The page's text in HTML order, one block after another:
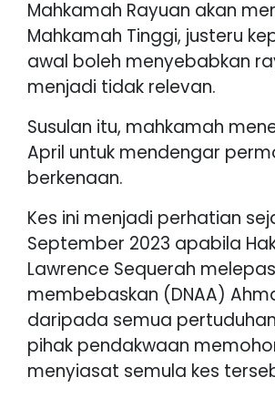
Mahkamah Rayuan akan
Mahkamah Tinggi, justeru
awal boleh menyebabkan
menjadi tidak relevan.
Susulan itu, mahkamah
April untuk mendengar
berkenaan.
Kes ini menjadi perhatian
September 2023 apabila
Lawrence Sequerah
membebaskan (DNAA)
daripada semua
pihak pendakwaan
menyiasat semula kes